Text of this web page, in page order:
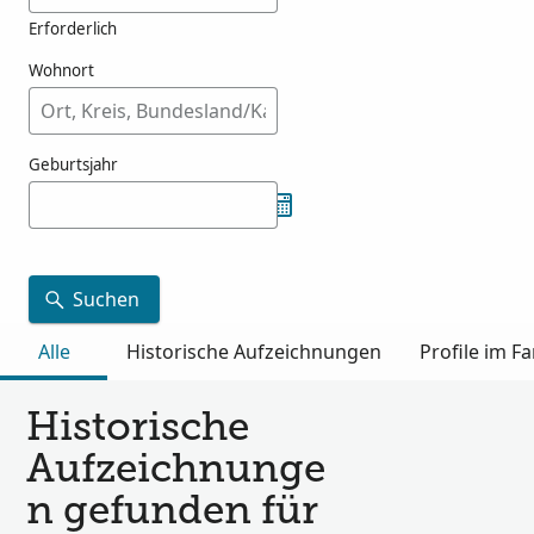
Erforderlich
Wohnort
Geburtsjahr
Suchen
Alle
Historische Aufzeichnungen Profile im
Historische
Aufzeichnunge
n gefunden für